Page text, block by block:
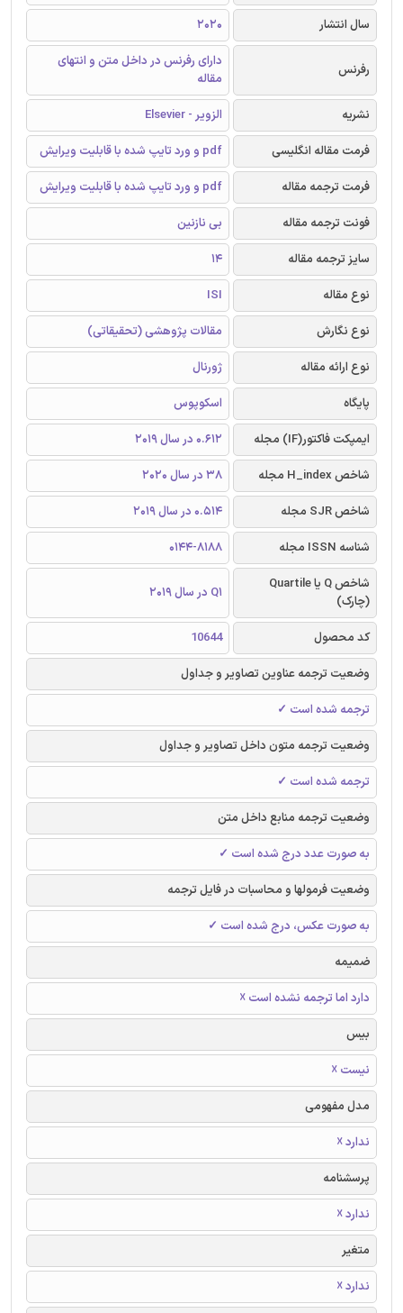
سال انتشار
2020
رفرنس
دارای رفرنس در داخل متن و انتهای
مقاله
نشریه
الزویر - Elsevier
فرمت مقاله انگلیسی
pdf و ورد تایپ شده با قابلیت ویرایش
فرمت ترجمه مقاله
pdf و ورد تایپ شده با قابلیت ویرایش
فونت ترجمه مقاله
بی نازنین
سایز ترجمه مقاله
14
نوع مقاله
ISI
نوع نگارش
مقالات پژوهشی (تحقیقاتی)
نوع ارائه مقاله
ژورنال
پایگاه
اسکوپوس
ایمپکت فاکتور(IF) مجله
0.612 در سال 2019
شاخص H_index مجله
38 در سال 2020
شاخص SJR مجله
0.514 در سال 2019
شناسه ISSN مجله
0144-8188
شاخص Q یا Quartile
(چارک)
Q1 در سال 2019
کد محصول
10644
وضعیت ترجمه عناوین تصاویر و جداول
ترجمه شده است ✓
وضعیت ترجمه متون داخل تصاویر و جداول
ترجمه شده است ✓
وضعیت ترجمه منابع داخل متن
به صورت عدد درج شده است ✓
وضعیت فرمولها و محاسبات در فایل ترجمه
به صورت عکس، درج شده است ✓
ضمیمه
دارد اما ترجمه نشده است ☓
بیس
نیست ☓
مدل مفهومی
ندارد ☓
پرسشنامه
ندارد ☓
متغیر
ندارد ☓